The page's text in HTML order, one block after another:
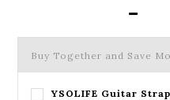
Buy Together and Save
YSOLIFE Guitar Strap